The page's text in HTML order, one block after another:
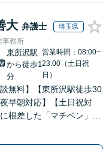
大 弁護士 埼玉県
事務所
東所沢駅
から徒歩1
分
営業時間：08:00~
23:00（土日祝
日）
談無料】【東所沢駅徒歩30
早朝対応】【土日祝対
根差した「マチベン」と